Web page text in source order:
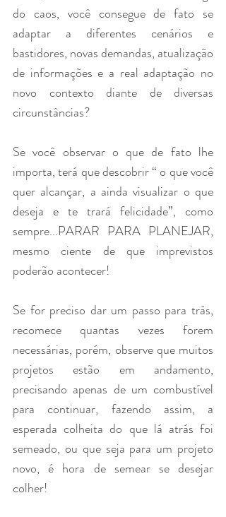
do caos, você consegue de fato se
adaptar a diferentes cenários e
bastidores, novas demandas, atualização
de informações e a real adaptação no
novo contexto diante de diversas
circunstâncias?
Se você observar o que de fato lhe
importa, terá que descobrir “ o que você
quer alcançar, a ainda visualizar o que
deseja e te trará felicidade”, como
sempre...PARAR PARA PLANEJAR,
mesmo ciente de que imprevistos
poderão acontecer!
Se for preciso dar um passo para trás,
recomece quantas vezes forem
necessárias, porém, observe que muitos
projetos estão em andamento,
precisando apenas de um combustível
para continuar, fazendo assim, a
esperada colheita do que lá atrás foi
semeado, ou que seja para um projeto
novo, é hora de semear se desejar
colher!